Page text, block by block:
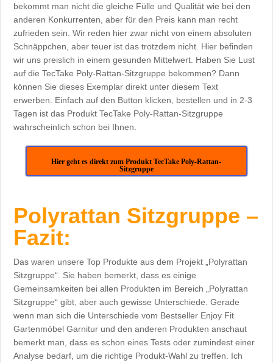
bekommt man nicht die gleiche Fülle und Qualität wie bei den
anderen Konkurrenten, aber für den Preis kann man recht
zufrieden sein. Wir reden hier zwar nicht von einem absoluten
Schnäppchen, aber teuer ist das trotzdem nicht. Hier befinden
wir uns preislich in einem gesunden Mittelwert. Haben Sie Lust
auf die TecTake Poly-Rattan-Sitzgruppe bekommen? Dann
können Sie dieses Exemplar direkt unter diesem Text
erwerben. Einfach auf den Button klicken, bestellen und in 2-3
Tagen ist das Produkt TecTake Poly-Rattan-Sitzgruppe
wahrscheinlich schon bei Ihnen.
Hier geht es direkt zum Produkt TecTake Poly-Rattan-
Sitzgruppe
Polyrattan Sitzgruppe –
Fazit:
Das waren unsere Top Produkte aus dem Projekt „Polyrattan
Sitzgruppe“. Sie haben bemerkt, dass es einige
Gemeinsamkeiten bei allen Produkten im Bereich „Polyrattan
Sitzgruppe“ gibt, aber auch gewisse Unterschiede. Gerade
wenn man sich die Unterschiede vom Bestseller Enjoy Fit
Gartenmöbel Garnitur und den anderen Produkten anschaut
bemerkt man, dass es schon eines Tests oder zumindest einer
Analyse bedarf, um die richtige Produkt-Wahl zu treffen. Ich